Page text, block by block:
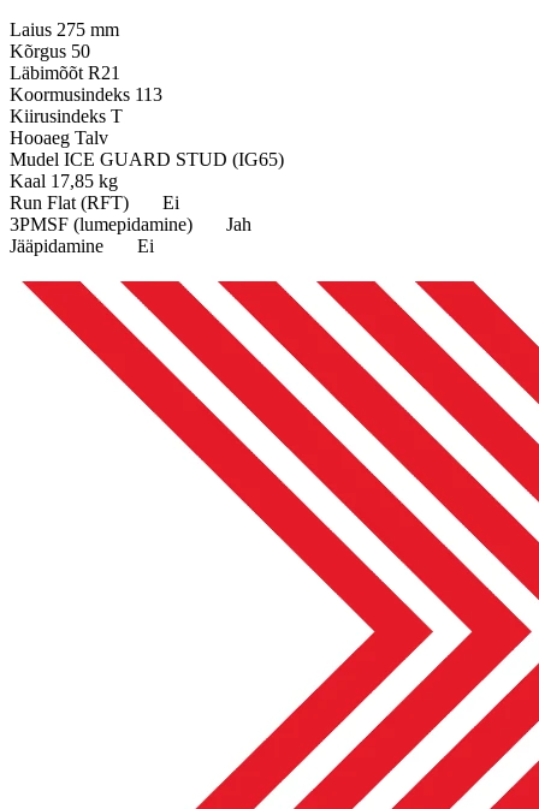
Laius 275 mm
Kõrgus 50
Läbimõõt R21
Koormusindeks 113
Kiirusindeks T
Hooaeg Talv
Mudel ICE GUARD STUD (IG65)
Kaal 17,85 kg
Run Flat (RFT)
Ei
3PMSF (lumepidamine)
Jah
Jääpidamine
Ei